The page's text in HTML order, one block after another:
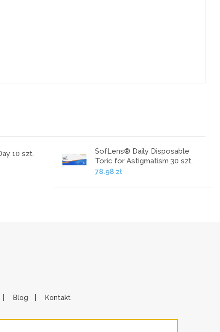
10 szt.
SofLens® Daily Disposable
Toric for Astigmatism 30 szt.
78.98 zł
Blog Kontakt